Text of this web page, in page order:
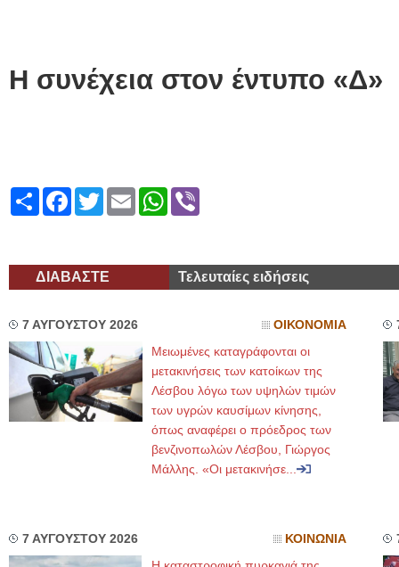
Η συνέχεια στον έντυπο «Δ»
ShareFacebook
TwitterEmailWhatsApp
ΔΙΑΒΑΣΤΕ Τελευταίες ειδήσεις
7 ΑΥΓΟΥΣΤΟΥ 2026 ΟΙΚΟΝΟΜΙΑ
Μειωμένες καταγράφονται οι
μετακινήσεις των κατοίκων της
Λέσβου λόγω των υψηλών τιμών
των υγρών καυσίμων κίνησης,
όπως αναφέρει ο πρόεδρος των
βενζινοπωλών Λέσβου, Γιώργος
Μάλλης. «Οι μετακινήσε...
7 ΑΥΓΟΥΣΤΟΥ 2026 ΚΟΙΝΩΝΙΑ